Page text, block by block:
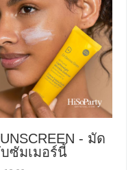
- มัด
ซัมเมอร์นี้